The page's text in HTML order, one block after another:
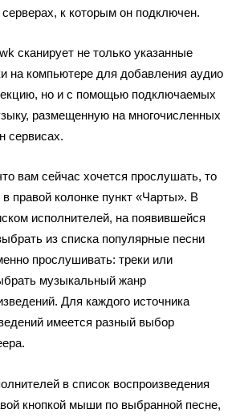
к которым он подключен.
сканирует не только указанные
на компьютере для добавления аудио
но и с помощью подключаемых
размещенную на многочисленных
сервисах.
вам сейчас хочется прослушать, то
правой колонке пункт «Чарты». В
исполнителей, на появившейся
из списка популярные песни
прослушивать: треки или
музыкальный жанр
Для каждого источника
имеется разный выбор
в список воспроизведения
кнопкой мыши по выбранной песне,